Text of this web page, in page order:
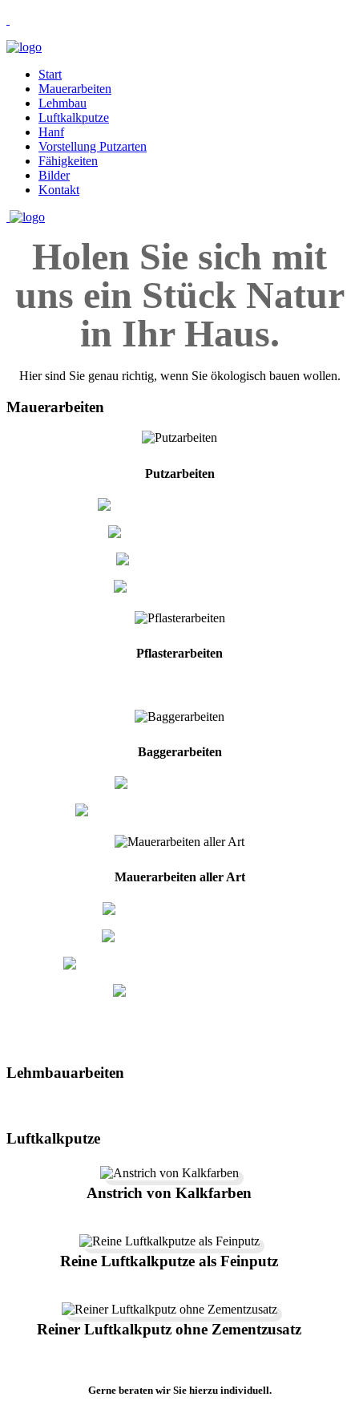
Start
Mauerarbeiten
Lehmbau
Luftkalkputze
Hanf
Vorstellung Putzarten
Fähigkeiten
Bilder
Kontakt
Holen Sie sich mit
uns ein Stück Natur
in Ihr Haus.
Hier sind Sie genau richtig, wenn Sie ökologisch bauen wollen.
Mauerarbeiten
Putzarbeiten
Pflasterarbeiten
Baggerarbeiten
Mauerarbeiten aller Art
Lehmbauarbeiten
Luftkalkputze
Anstrich von Kalkfarben
Reine Luftkalkputze als Feinputz
Reiner Luftkalkputz ohne Zementzusatz
Gerne beraten wir Sie hierzu individuell.